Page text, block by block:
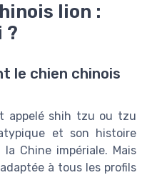
lion :
?
le chien chinois
appelé shih tzu ou tzu
et son histoire
Chine impériale. Mais
à tous les profils